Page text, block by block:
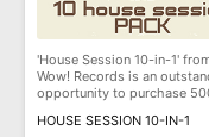
APS
'House Session 10-in-1'
Wow! Records is an
opportunity to purchase
HOUSE SESSION 10-IN-1